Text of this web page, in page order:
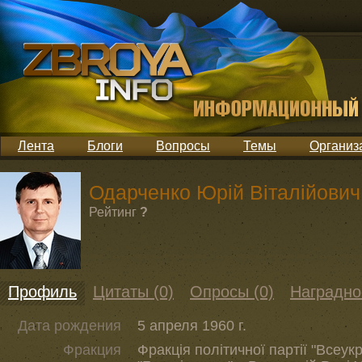
Лента Блоги Вопросы Темы
Одарченко Юрій Віталійович
Рейтинг ?
Профиль Цитаты (0) Опросы (0)
Дата рождения
5 апреля 1960 г.
Фракция
Фракція політичної партії